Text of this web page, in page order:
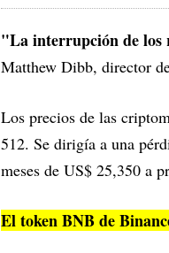
"La interrupción de los
Matthew Dibb, director
Los precios de las
512. Se dirigía a una
meses de US$ 25,350 a
El token BNB de